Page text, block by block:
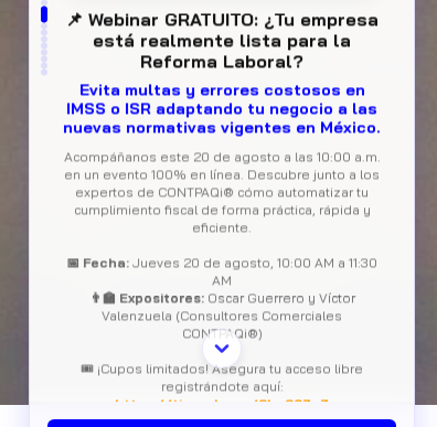
Evita multas y errores costosos en
IMSS o ISR adaptando tu negocio a las
nuevas normativas vigentes en México.
Acompáñanos este 20 de agosto a las 10:00 a.m.
en un evento 100% en línea. Descubre junto a los
expertos de CONTPAQi® cómo automatizar tu
cumplimiento fiscal de forma práctica, rápida y
eficiente.
📅 Fecha:Jueves 20 de agosto, 10:00 AM a 11:30
AM
👨‍🏫 Expositores: Oscar Guerrero y Víctor
Valenzuela (Consultores Comerciales
CONTPAQi®)
🎟️ ¡Cupos limitados! Asegura tu acceso libre
registrándote aquí:
https://tinyurl.com/3bc337a7